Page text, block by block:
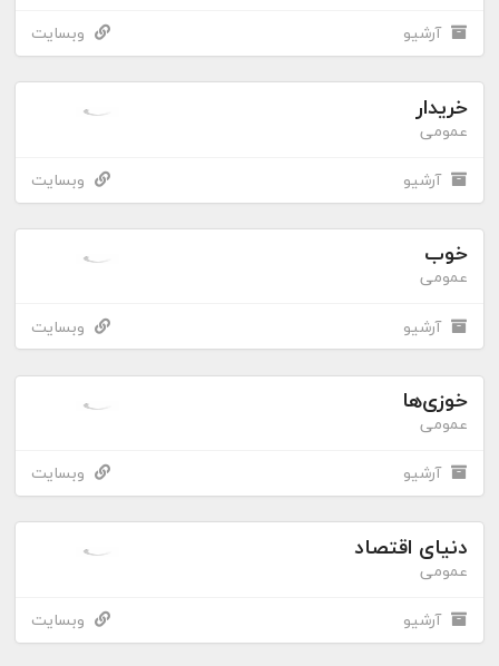
آرشیو
وبسایت
خریدار
عمومی
آرشیو
وبسایت
خوب
عمومی
آرشیو
وبسایت
خوزی‌ها
عمومی
آرشیو
وبسایت
دنیای اقتصاد
عمومی
آرشیو
وبسایت